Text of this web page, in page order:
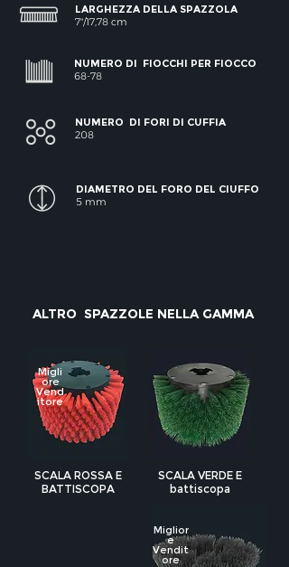
LARGHEZZA DELLA SPAZZOLA
7"/17,78 cm
NUMERO DI FIOCCHI PER FIOCCO
68-78
NUMERO DI FORI DI CUFFIA
208
DIAMETRO DEL FORO DEL CIUFFO
5 mm
ALTRO SPAZZOLE NELLA GAMMA
Migli
ore
Vend
itore
SCALA ROSSA E
BATTISCOPA
SCALA VERDE E
battiscopa
Miglior
e
Vendit
ore